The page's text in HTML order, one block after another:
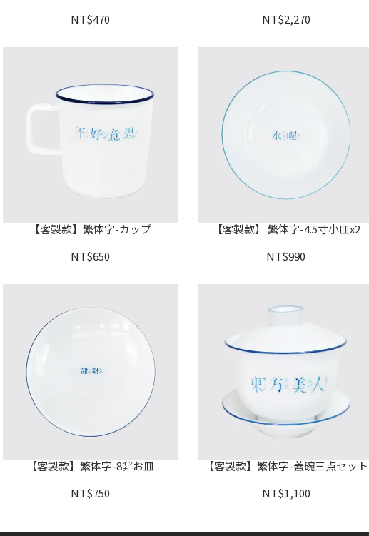
NT$470
NT$2,270
【客製款】繁体字-カップ
NT$650
【客製款】 繁体字-4.5寸小皿x2
NT$990
【客製款】繁体字-8㌅お皿
NT$750
【客製款】繁体字-蓋碗三点セット
NT$1,100